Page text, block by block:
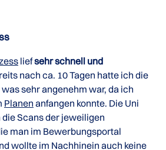
liefsehr schnell und
nach ca. 10 Tagen hatte ich die
sehr angenehm war, da ich
Planen anfangen konnte. Die Uni
Scans der jeweiligen
man im Bewerbungsportal
wollte im Nachhinein auch keine